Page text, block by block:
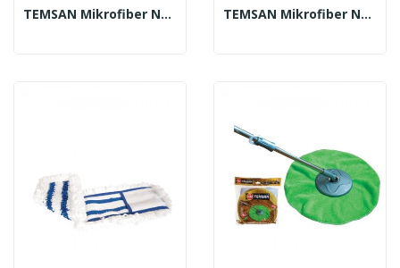
TEMSAN Mikrofiber Nemli Mop 50 Cm TEMSAN Mikrofiber Nemli Mop 60 Cm